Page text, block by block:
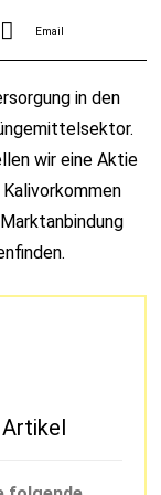
Email
in den
wir eine Aktie